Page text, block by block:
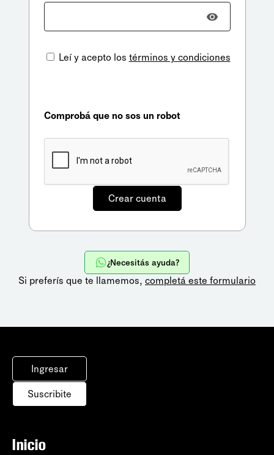
Leí y acepto los términos y condiciones
Comprobá que no sos un robot
¿Necesitás ayuda?
Si preferís que te llamemos, completá este formulario
Ingresar
Suscribite
Inicio